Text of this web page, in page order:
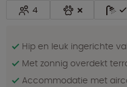
4
Hip en leuk ingerichte
Met zonnig overdekt
Accommodatie met